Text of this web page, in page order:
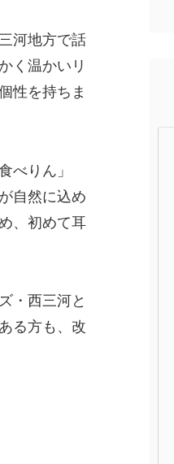
河地方で話
く温かいリ
性を持ちま
べりん」
自然に込め
、初めて耳
・西三河と
る方も、改